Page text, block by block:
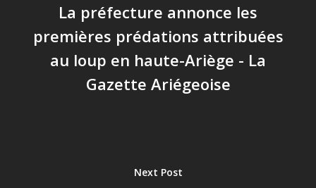
La préfecture annonce les
premières prédations attribuées
au loup en haute-Ariège - La
Gazette Ariégeoise
Next Post